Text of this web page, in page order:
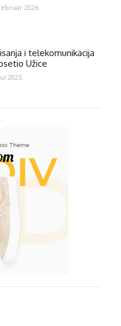
2026.
i telekomunikacija
Užice
2025.